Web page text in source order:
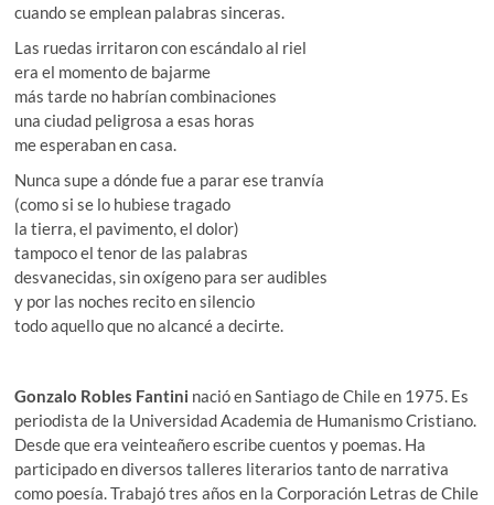
cuando se emplean palabras sinceras.
Las ruedas irritaron con escándalo al riel
era el momento de bajarme
más tarde no habrían combinaciones
una ciudad peligrosa a esas horas
me esperaban en casa.
Nunca supe a dónde fue a parar ese tranvía
(como si se lo hubiese tragado
la tierra, el pavimento, el dolor)
tampoco el tenor de las palabras
desvanecidas, sin oxígeno para ser audibles
y por las noches recito en silencio
todo aquello que no alcancé a decirte.
Gonzalo Robles Fantini nació en Santiago de Chile en 1975. Es
periodista de la Universidad Academia de Humanismo Cristiano.
Desde que era veinteañero escribe cuentos y poemas. Ha
participado en diversos talleres literarios tanto de narrativa
como poesía. Trabajó tres años en la Corporación Letras de Chile